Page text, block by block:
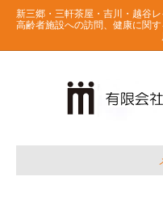
新三郷・三軒茶屋・吉川・越谷
高齢者施設への訪問、健康に関